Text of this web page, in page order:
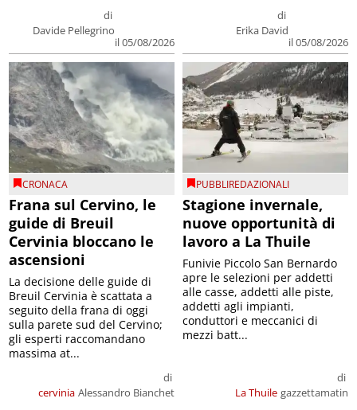
di
Davide Pellegrino
il 05/08/2026
di
Erika David
il 05/08/2026
CRONACA
Frana sul Cervino, le
guide di Breuil
Cervinia bloccano le
ascensioni
cervinia
di
Alessandro Bianchet
La decisione delle guide di
Breuil Cervinia è scattata a
seguito della frana di oggi
sulla parete sud del Cervino;
gli esperti raccomandano
massima at...
PUBBLIREDAZIONALI
Stagione invernale,
nuove opportunità di
lavoro a La Thuile
La Thuile
di
gazzettamatin
Funivie Piccolo San Bernardo
apre le selezioni per addetti
alle casse, addetti alle piste,
addetti agli impianti,
conduttori e meccanici di
mezzi batt...